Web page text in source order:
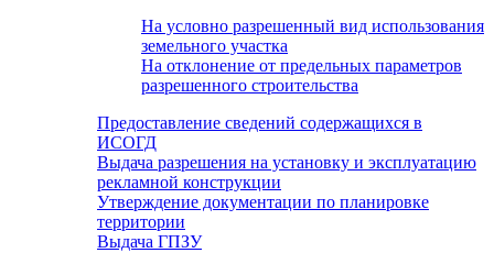
На условно разрешенный вид использования
земельного участка
На отклонение от предельных параметров
разрешенного строительства
Предоставление сведений содержащихся в
ИСОГД
Выдача разрешения на установку и эксплуатацию
рекламной конструкции
Утверждение документации по планировке
территории
Выдача ГПЗУ